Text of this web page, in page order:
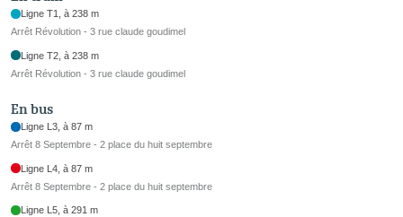
Ligne T1, à 238 m
Arrêt Révolution - 3 rue claude goudimel
Ligne T2, à 238 m
Arrêt Révolution - 3 rue claude goudimel
En bus
Ligne L3, à 87 m
Arrêt 8 Septembre - 2 place du huit septembre
Ligne L4, à 87 m
Arrêt 8 Septembre - 2 place du huit septembre
Ligne L5, à 291 m